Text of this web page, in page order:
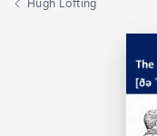
Hugh Lofting